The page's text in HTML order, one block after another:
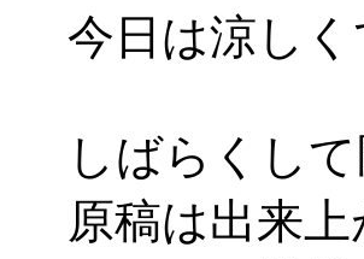
今日は涼し
しばらくし
原稿は出来